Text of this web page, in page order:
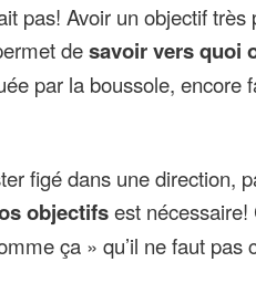
pas! Avoir un objectif
desavoir vers quoi
par la boussole, encore
figé dans une direction,
objectifsest nécessaire!
ça » qu’il ne faut pas